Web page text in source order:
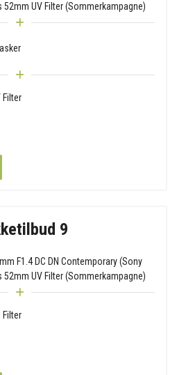
52mm UV Filter (Sommerkampagne)
Filter
9
F1.4 DC DN Contemporary (Sony
52mm UV Filter (Sommerkampagne)
Filter